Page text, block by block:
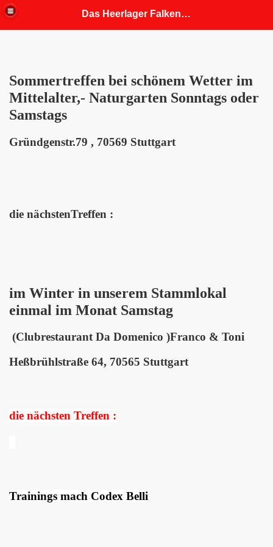
Das Heerlager Falkenhorst
Sommertreffen bei schönem Wetter im
Mittelalter,- Naturgarten Sonntags oder
Samstags
Gründgenstr.79 , 70569 Stuttgart
die nächstenTreffen :
im Winter in unserem Stammlokal
einmal im Monat Samstag
(Clubrestaurant Da Domenico )Franco & Toni
Heßbrühlstraße 64, 70565 Stuttgart
die nächsten Treffen :
Trainings mach Codex Belli
angepasst)